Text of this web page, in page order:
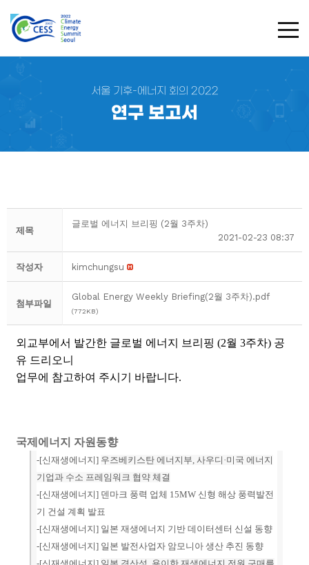
서울 기후-에너지 회의 2022
연구 보고서
제목
글로벌 에너지 브리핑 (2월 3주차)
2021-02-23 08:37
작성자 kimchungsu
첨부파일
Global Energy Weekly Briefing(2월 3주차).pdf
(772KB)
외교부에서 발간한 글로벌 에너지 브리핑 (2월 3주차) 공
유 드리오니
업무에 참고하여 주시기 바랍니다.
국제에너지 자원동향
-[신재생에너지] 우즈베키스탄 에너지부, 사우디·미국 에너지
기업과 수소 프레임워크 협약 체결
-[신재생에너지] 덴마크 풍력 업체 15MW 신형 해상 풍력발전
기 건설 계획 발표
-[신재생에너지] 일본 재생에너지 기반 데이터센터 신설 동향
-[신재생에너지] 일본 발전사업자 암모니아 생산 추진 동향